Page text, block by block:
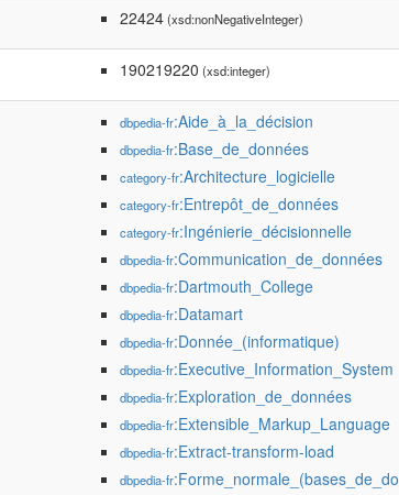
22424(xsd:nonNegativeInteger)
190219220 (xsd:integer)
dbpedia-fr:Aide_à_la_décision
dbpedia-fr:Base_de_données
category-fr:Architecture_logicielle
category-fr:Entrepôt_de_données
category-fr:Ingénierie_décisionnelle
dbpedia-fr:Communication_de_données
dbpedia-fr:Dartmouth_College
dbpedia-fr:Datamart
dbpedia-fr:Donnée_(informatique)
dbpedia-fr:Executive_Information_System
dbpedia-fr:Exploration_de_données
dbpedia-fr:Extensible_Markup_Language
dbpedia-fr:Extract-transform-load
dbpedia-fr